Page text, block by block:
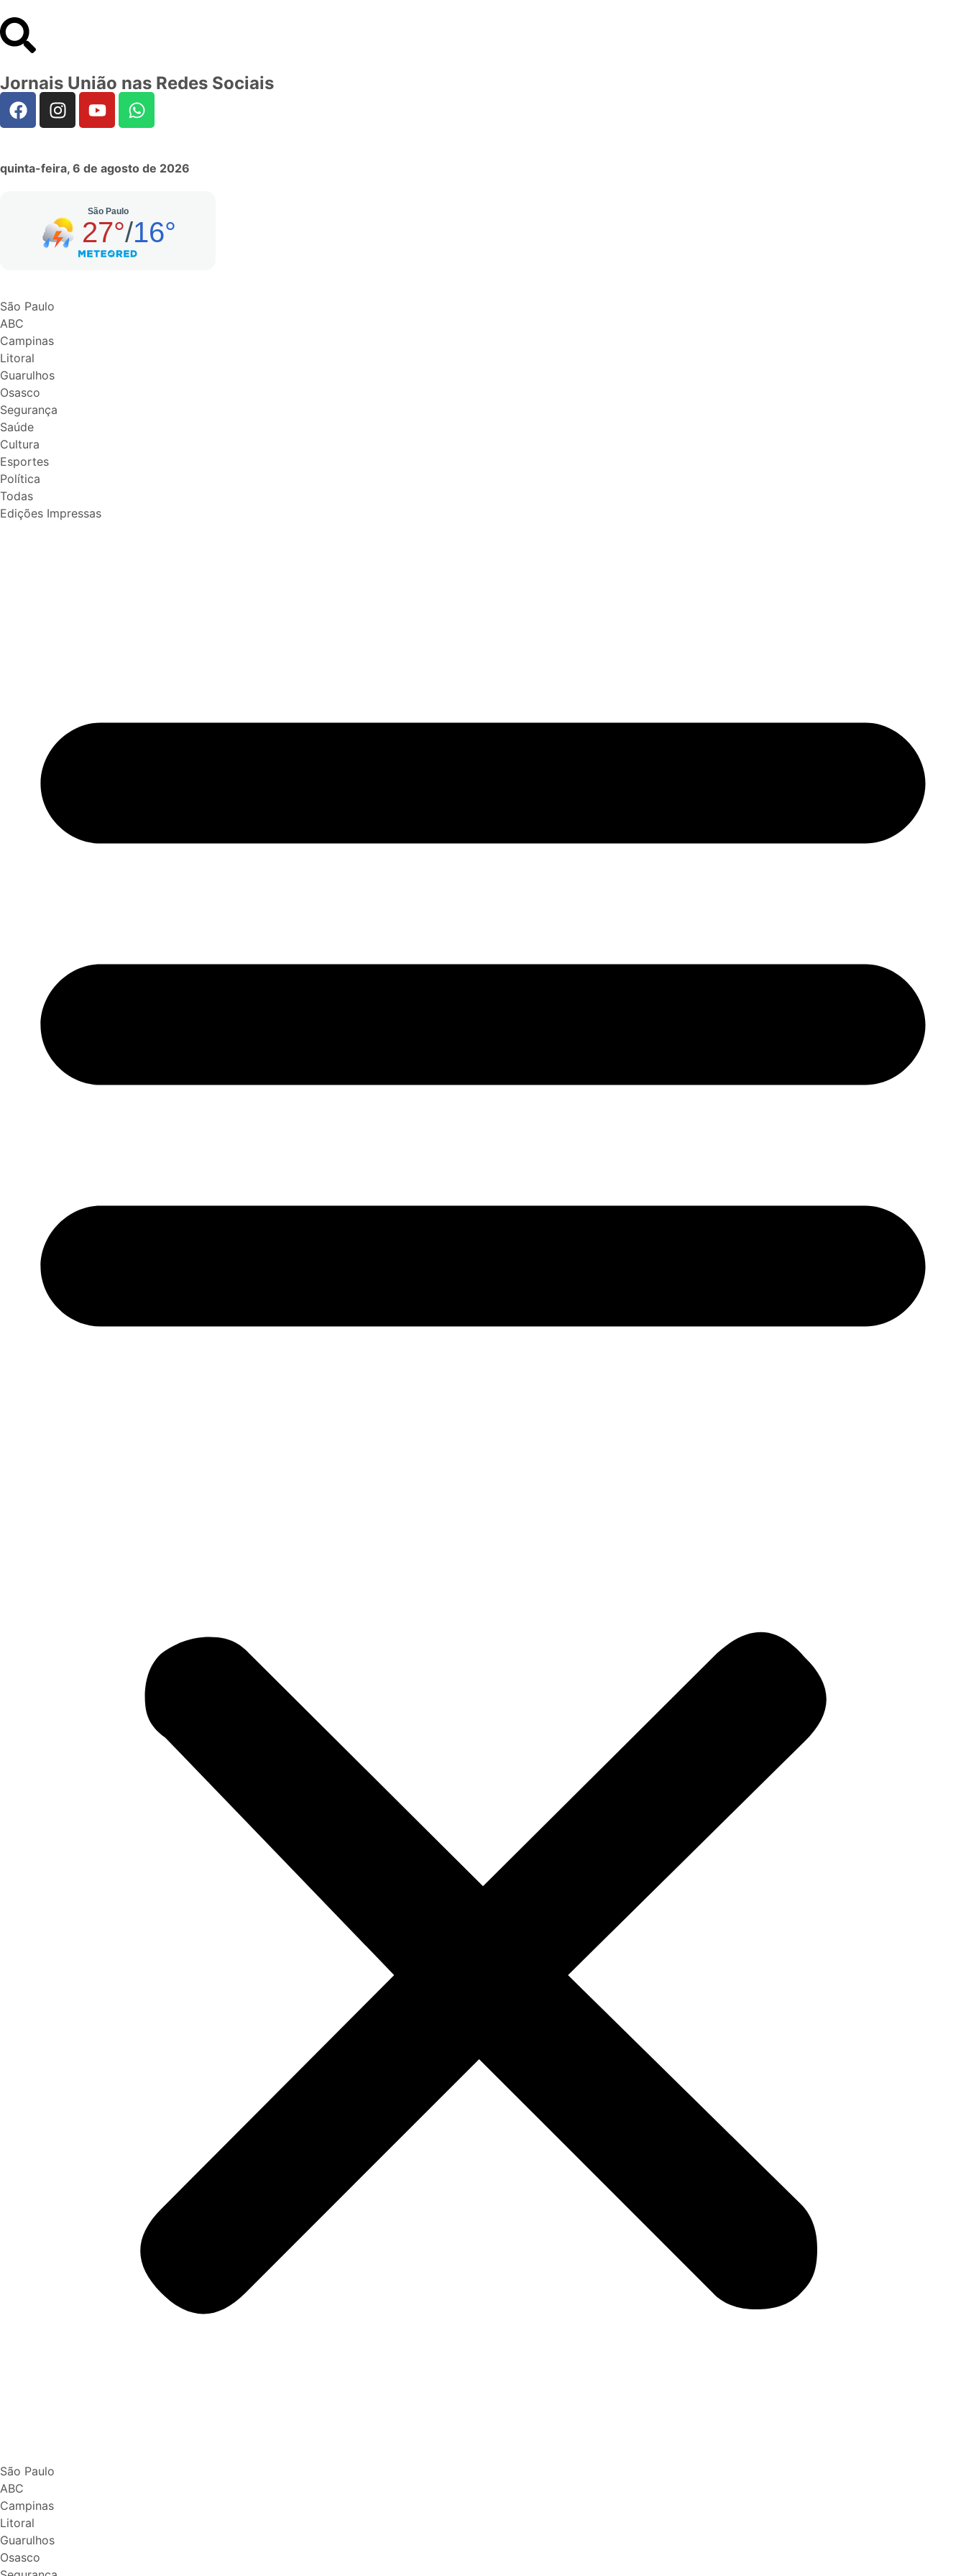
Jornais União nas Redes Sociais
quinta-feira, 6 de agosto de 2026
São Paulo
ABC
Campinas
Litoral
Guarulhos
Osasco
Segurança
Saúde
Cultura
Esportes
Política
Todas
Edições Impressas
São Paulo
ABC
Campinas
Litoral
Guarulhos
Osasco